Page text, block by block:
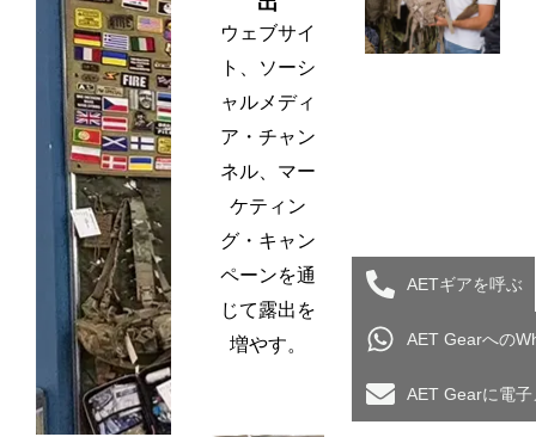
ウェブサイ
ト、ソーシ
ャルメディ
ア・チャン
ネル、マー
ケティン
グ・キャン
ペーンを通
じて露出を
増やす。
AETギアを呼ぶ
AET Gearへの
AET Gearに電